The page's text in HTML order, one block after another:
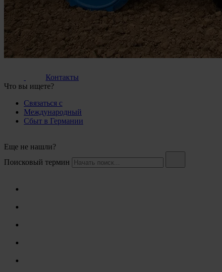
Контакты
Что вы ищете?
Связаться с
Международный
Сбыт в Германии
Еще не нашли?
Поисковый термин